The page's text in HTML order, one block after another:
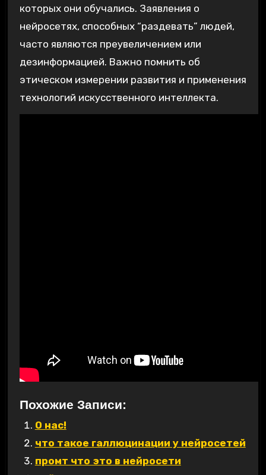
которых они обучались. Заявления о
нейросетях, способных “раздевать” людей,
часто являются преувеличением или
дезинформацией. Важно помнить об
этическом измерении развития и применения
технологий искусственного интеллекта.
Похожие Записи:
О нас!
что такое галлюцинации у нейросетей
промт что это в нейросети